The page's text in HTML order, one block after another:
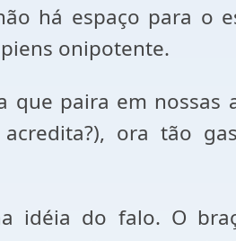
há espaço para o
onipotente.
paira em nossas
ora tão
idéia do falo. O